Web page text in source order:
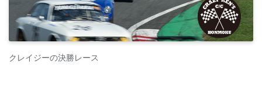
クレイジーの決勝レース